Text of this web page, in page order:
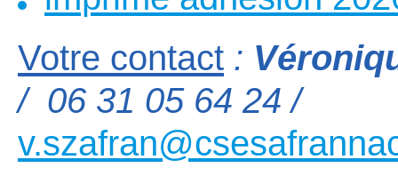
Votre contact :
/ 06 31 05 64 24 /